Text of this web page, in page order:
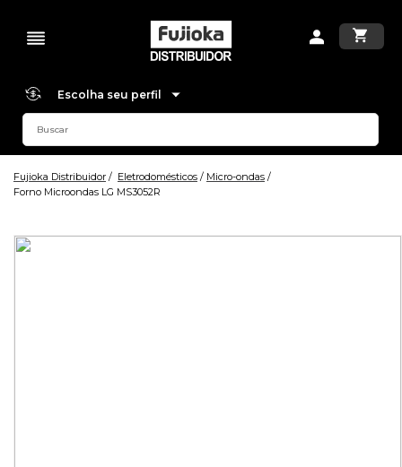
Escolha seu perfil
Fujioka Distribuidor Eletrodomésticos
Micro-ondas
Forno Microondas LG MS3052R